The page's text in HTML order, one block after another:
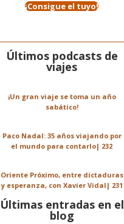
¡Consigue el tuyo!
Últimos podcasts de
viajes
¡Un gran viaje se toma un año
sabático!
Paco Nadal: 35 años viajando por
el mundo para contarlo| 232
Oriente Próximo, entre dictaduras
y esperanza, con Xavier Vidal| 231
Últimas entradas en el
blog